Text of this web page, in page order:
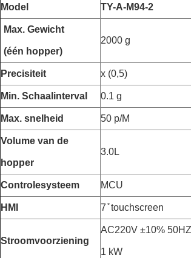
Model TY-A-M94-2
Max. Gewicht
(één hopper)
2000 g
Precisiteit x (0,5)
Min. Schaalinterval 0.1 g
Max. snelheid 50 p/M
Volume van de
hopper
3.0L
Controlesysteem MCU
HMI 7 ̊ touchscreen
Stroomvoorziening
AC220V ±10%
1 kW